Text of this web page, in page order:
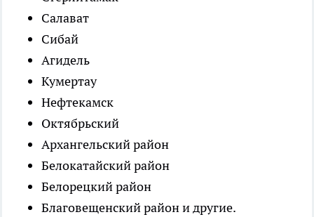
Салават
Сибай
Агидель
Кумертау
Нефтекамск
Октябрьский
Архангельский район
Белокатайский район
Белорецкий район
Благовещенский район и другие.